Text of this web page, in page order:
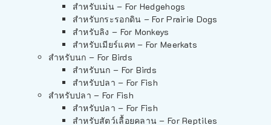
สำหรับเม่น – For Hedgehogs
สำหรับกระรอกดิน – For Prairie Dogs
สำหรับลิง – For Monkeys
สำหรับเมียร์แคท – For Meerkats
สำหรับนก – For Birds
สำหรับนก – For Birds
สำหรับปลา – For Fish
สำหรับปลา – For Fish
สำหรับปลา – For Fish
สำหรับสัตว์เลื้อยคลาน – For Reptiles